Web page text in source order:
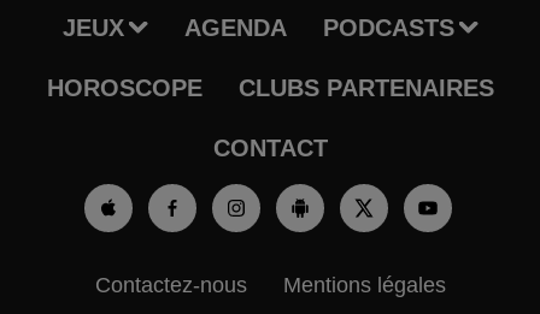
JEUX AGENDA PODCASTS
HOROSCOPE CLUBS PARTENAIRES
CONTACT
Contactez-nous Mentions légales